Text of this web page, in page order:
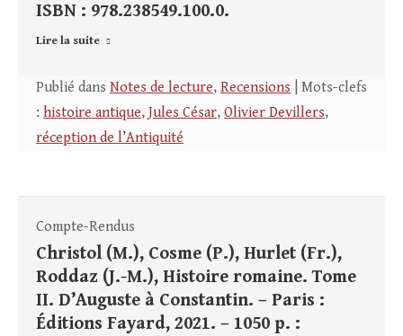
ISBN : 978.238549.100.0.
Lire la suite
Publié dans Notes de lecture, Recensions | Mots-clefs
: histoire antique, Jules César, Olivier Devillers,
réception de l’Antiquité
Compte-Rendus
Christol (M.), Cosme (P.), Hurlet (Fr.),
Roddaz (J.-M.), Histoire romaine. Tome
II. D’Auguste à Constantin. – Paris :
Éditions Fayard, 2021. – 1050 p. :